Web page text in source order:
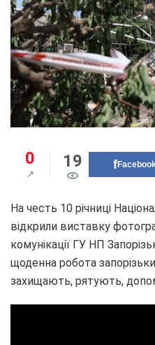
0 19
На честь 10 річниці
відкрили виставку
комунікації ГУ НП
щоденна робота
захищають, рятують,